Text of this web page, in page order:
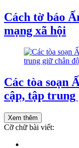
Cách tờ báo
mạng xã hội
Các tòa soạn
cập, tập trung
Xem thêm
Cỡ chữ bài viết: